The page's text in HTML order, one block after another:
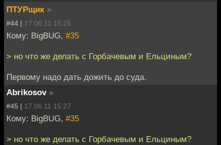
ПТУРщик »
#44 | 17.06.11 15:25
Кому: BigBUG, #35
> но что же делать с Горбачевым и Ельциным?
Первому надо дать дожить до суда.
Abrikosov »
#45 | 17.06.11 15:27
Кому: BigBUG, #35
> но что же делать с Горбачевым и Ельциным?